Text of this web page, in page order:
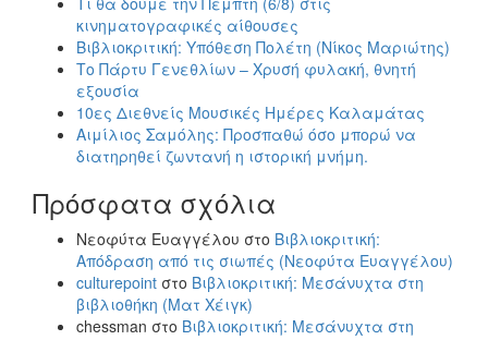
κινηματογραφικές αίθουσες
Βιβλιοκριτική: Υπόθεση Πολέτη (Νίκος Μαριώτης)
Το Πάρτυ Γενεθλίων – Χρυσή φυλακή, θνητή
εξουσία
10ες Διεθνείς Μουσικές Ημέρες Καλαμάτας
Αιμίλιος Σαμόλης: Προσπαθώ όσο μπορώ να
διατηρηθεί ζωντανή η ιστορική μνήμη.
Πρόσφατα σχόλια
Νεοφύτα Ευαγγέλου στο Βιβλιοκριτική:
Απόδραση από τις σιωπές (Νεοφύτα Ευαγγέλου)
culturepoint στο Βιβλιοκριτική: Μεσάνυχτα στη
βιβλιοθήκη (Ματ Χέιγκ)
chessman στο Βιβλιοκριτική: Μεσάνυχτα στη